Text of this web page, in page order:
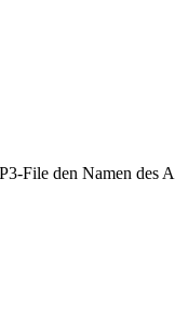
File den Namen des